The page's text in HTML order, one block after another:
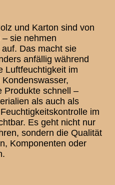
und Karton sind von
sie nehmen
Das macht sie
anfällig während
Luftfeuchtigkeit im
Produkte schnell –
als auch als
im
Es geht nicht nur
sondern die Qualität
Komponenten oder